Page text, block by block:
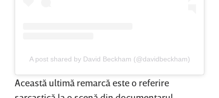
A post shared by David Beckham (@davidbeckham)
Această ultimă remarcă este o referire